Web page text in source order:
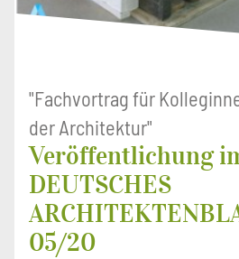
"Fachvortrag für
der Architektur"
Veröffentlichung
DEUTSCHES
05/20